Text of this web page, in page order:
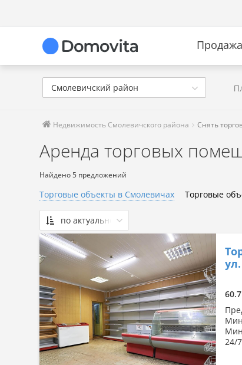
Продажа
Смолевичский район
Недвижимость Смолевичского района Снять
Аренда торговых
Найдено 5 предложений
Торговые объекты в Смолевичах Торговые
по актуальности
По актуальности
Сначала дешевые
Сначала дорогие
По площади: большая → малая
По площади: малая → большая
24/